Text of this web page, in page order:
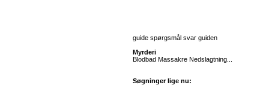
guide spørgsmål svar guiden
Myrderi
Blodbad Massakre Nedslagtning...
Søgninger lige nu: